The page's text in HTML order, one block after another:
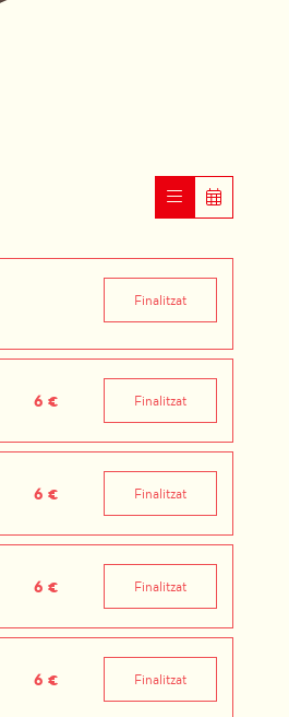
Finalitzat
6 € Finalitzat
6 € Finalitzat
6 € Finalitzat
6 € Finalitzat